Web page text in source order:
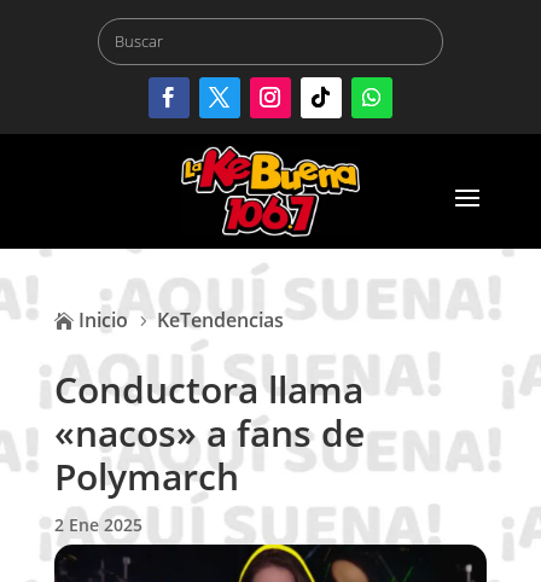
 Inicio 5 KeTendencias
Conductora llama
«nacos» a fans de
Polymarch
2 Ene 2025